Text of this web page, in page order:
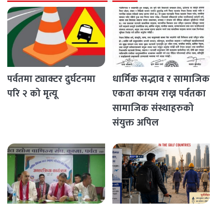
पर्वतमा ट्याक्टर दुर्घटनमा
परि २ को मृत्यू
धार्मिक सद्भाव र सामाजिक
एकता कायम राख्न पर्वतका
सामाजिक संस्थाहरुको
संयुक्त अपिल